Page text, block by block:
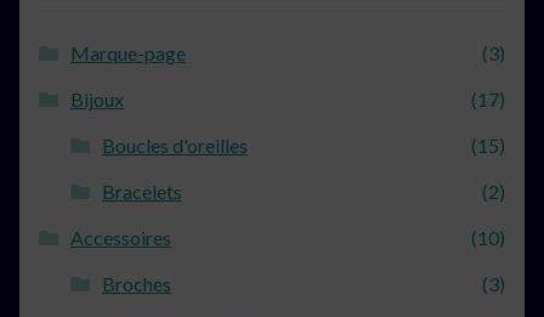
Marque-page
(3)
Bijoux
(17)
Boucles d'oreilles
(15)
Bracelets
(2)
Accessoires
(10)
Broches
(3)